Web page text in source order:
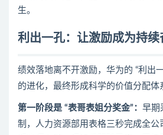
生。
利出一孔：让激励成为持续
绩效落地离不开激励，华为的 “利出
的进化，最终形成科学的价值分配体
第一阶段是 “表哥表姐分奖金”： 早期
制，人力资源部用表格三秒完成全公